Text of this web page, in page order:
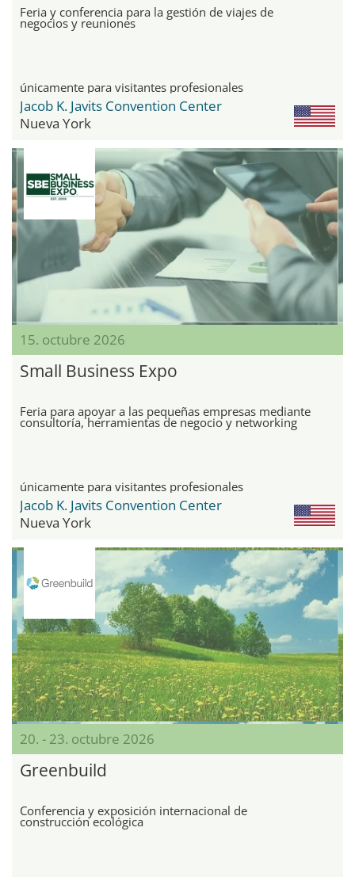
Feria y conferencia para la gestión de viajes de
negocios y reuniones
únicamente para visitantes profesionales
Jacob K. Javits Convention Center
Nueva York
15. octubre 2026
Small Business Expo
Feria para apoyar a las pequeñas empresas mediante
consultoría, herramientas de negocio y networking
únicamente para visitantes profesionales
Jacob K. Javits Convention Center
Nueva York
20. - 23. octubre 2026
Greenbuild
Conferencia y exposición internacional de
construcción ecológica